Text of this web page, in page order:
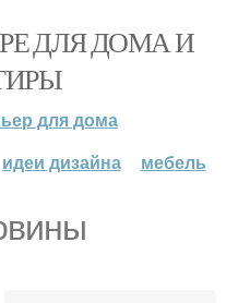
ДЛЯ ДОМА И
для дома
идеи дизайна мебель